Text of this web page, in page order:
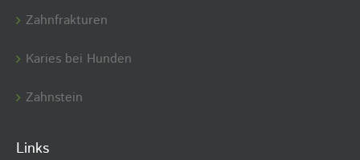
Zahnfrakturen
Karies bei Hunden
Zahnstein
Links